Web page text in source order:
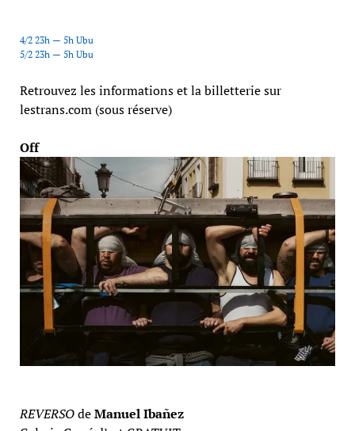
4/2 23h — 5h Ubu
5/2 23h — 5h Ubu
Retrouvez les informations et la billetterie sur
lestrans.com (sous réserve)
Off
REVERSOdeManuel Ibañez